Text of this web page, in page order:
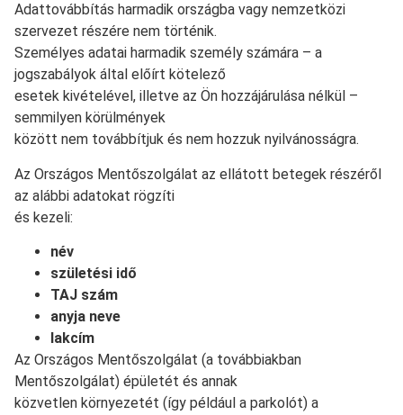
Adattovábbítás harmadik országba vagy nemzetközi
szervezet részére nem történik.
Személyes adatai harmadik személy számára – a
jogszabályok által előírt kötelező
esetek kivételével, illetve az Ön hozzájárulása nélkül –
semmilyen körülmények
között nem továbbítjuk és nem hozzuk nyilvánosságra.
Az Országos Mentőszolgálat az ellátott betegek részéről
az alábbi adatokat rögzíti
és kezeli:
név
születési idő
TAJ szám
anyja neve
lakcím
Az Országos Mentőszolgálat (a továbbiakban
Mentőszolgálat) épületét és annak
közvetlen környezetét (így például a parkolót) a